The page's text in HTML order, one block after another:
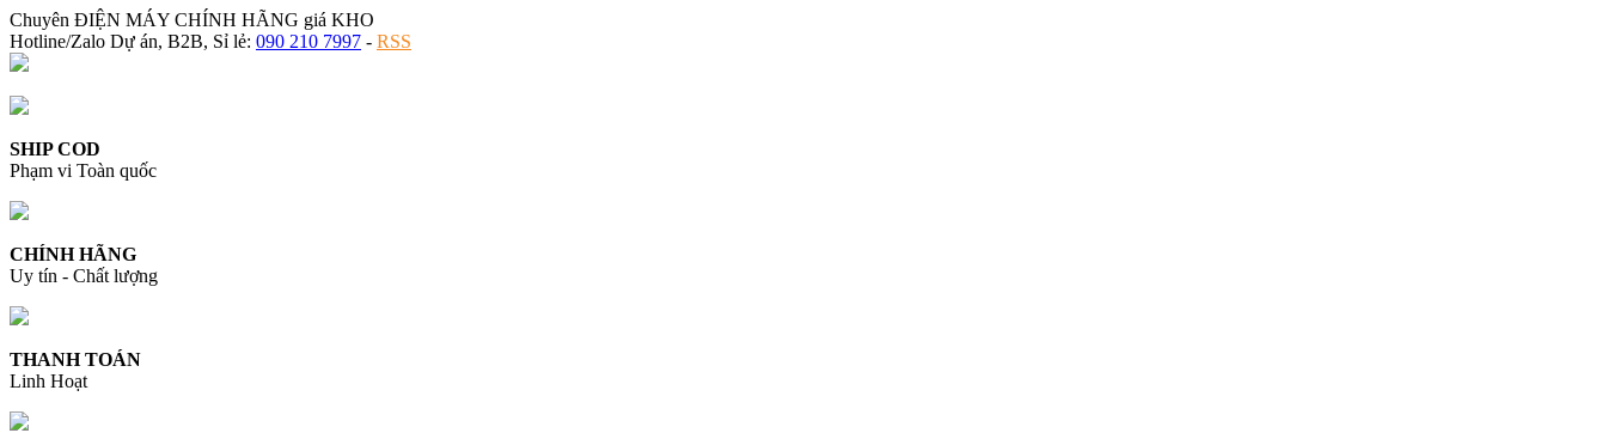
Chuyên ĐIỆN MÁY CHÍNH HÃNG giá KHO
Hotline/Zalo Dự án, B2B, Sỉ lẻ: 090 210 7997 - RSS
SHIP COD
Phạm vi Toàn quốc
CHÍNH HÃNG
Uy tín - Chất lượng
THANH TOÁN
Linh Hoạt